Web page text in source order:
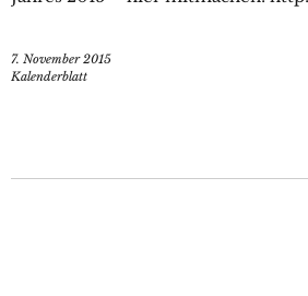
7. November 2015
Kalenderblatt